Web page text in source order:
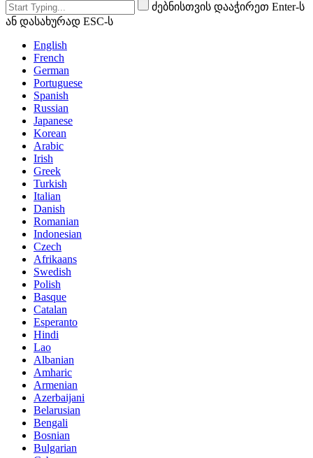
ძებნისთვის დააჭირეთ Enter-ს
ან დასახურად ESC-ს
English
French
German
Portuguese
Spanish
Russian
Japanese
Korean
Arabic
Irish
Greek
Turkish
Italian
Danish
Romanian
Indonesian
Czech
Afrikaans
Swedish
Polish
Basque
Catalan
Esperanto
Hindi
Lao
Albanian
Amharic
Armenian
Azerbaijani
Belarusian
Bengali
Bosnian
Bulgarian